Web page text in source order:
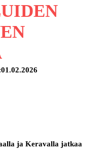
01.02.2026
ja Keravalla jatkaa